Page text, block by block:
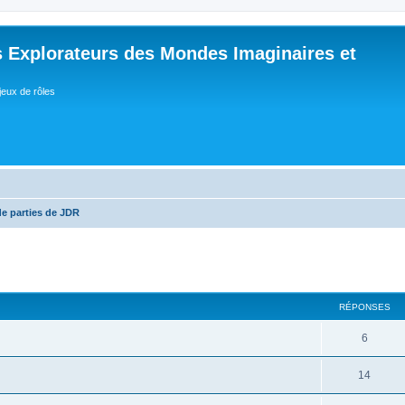
Explorateurs des Mondes Imaginaires et
de rôles
parties de JDR
RÉPONSES
6R
é
14R
é